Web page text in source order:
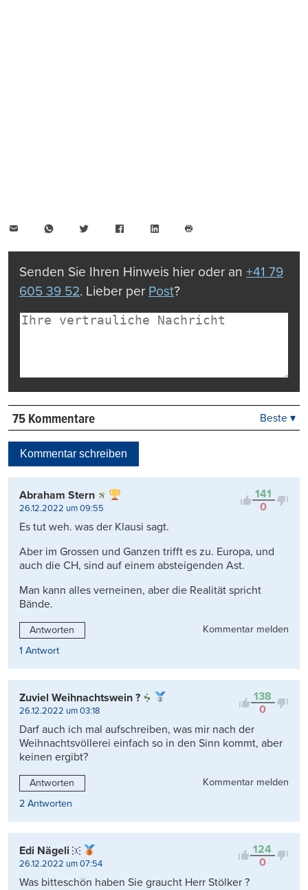
WhatsAppTwitter FacebookLinkedIn
drucken
Senden Sie Ihren Hinweis hier oder an +41 79
605 39 52. Lieber per Post?
75 Kommentare
Kontrovers
Beste ▾
Kommentar schreiben
141
0
Abraham Stern
26.12.2022 um 09:55
Es tut weh. was der Klausi sagt.
Aber im Grossen und Ganzen trifft es zu. Europa, und
auch die CH, sind auf einem absteigenden Ast.
Man kann alles verneinen, aber die Realität spricht
Bände.
Antworten
Kommentar melden
1 Antwort
138
0
Zuviel Weihnachtswein ?
26.12.2022 um 03:18
Darf auch ich mal aufschreiben, was mir nach der
Weihnachtsvöllerei einfach so in den Sinn kommt, aber
keinen ergibt?
Antworten
Kommentar melden
2 Antworten
124
0
Edi Nägeli
26.12.2022 um 07:54
Was bitteschön haben Sie graucht Herr Stölker ?